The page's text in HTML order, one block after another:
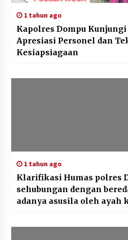
1 tahun ago
Kapolres Dompu Kunjungi
Apresiasi Personel dan
Kesiapsiagaan
1 tahun ago
Klarifikasi Humas polres
sehubungan dengan
adanya asusila oleh ayah